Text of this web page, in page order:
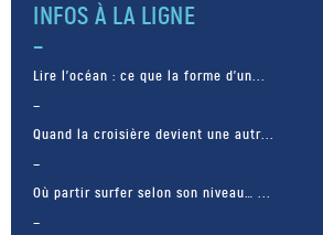
INFOS À LA LIGNE
Lire l’océan : ce que la forme d’un...
Quand la croisière devient une autr...
Où partir surfer selon son niveau… ...